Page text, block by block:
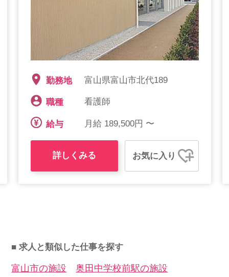
勤務地 富山県富山市北代189
職種 看護師
給与 月給 189,500円 〜
詳しくみる お気に入り
■ 求人と類似した仕事を探す
富山市の施設 奥田中学校前駅の施設